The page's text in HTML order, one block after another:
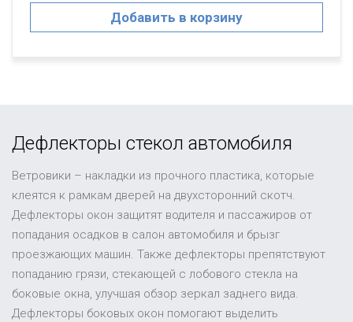
Добавить в корзину
Дефлекторы стекол автомобиля
Ветровики – накладки из прочного пластика, которые
клеятся к рамкам дверей на двухсторонний скотч.
Дефлекторы окон защитят водителя и пассажиров от
попадания осадков в салон автомобиля и брызг
проезжающих машин. Также дефлекторы препятствуют
попаданию грязи, стекающей с лобового стекла на
боковые окна, улучшая обзор зеркал заднего вида.
Дефлекторы боковых окон помогают выделить